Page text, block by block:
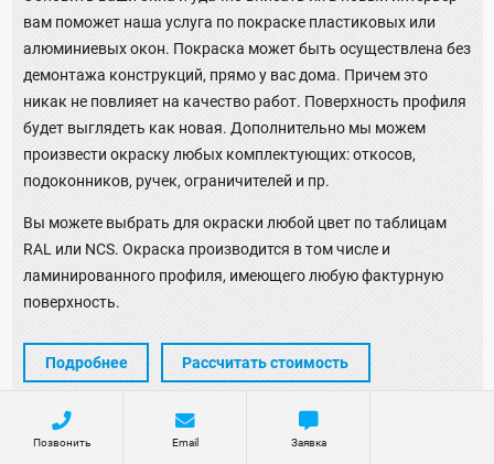
вам поможет наша услуга по покраске пластиковых или
алюминиевых окон. Покраска может быть осуществлена без
демонтажа конструкций, прямо у вас дома. Причем это
никак не повлияет на качество работ. Поверхность профиля
будет выглядеть как новая. Дополнительно мы можем
произвести окраску любых комплектующих: откосов,
подоконников, ручек, ограничителей и пр.
Вы можете выбрать для окраски любой цвет по таблицам
RAL или NCS. Окраска производится в том числе и
ламинированного профиля, имеющего любую фактурную
поверхность.
Подробнее Рассчитать стоимость
Позвонить Email Заявка